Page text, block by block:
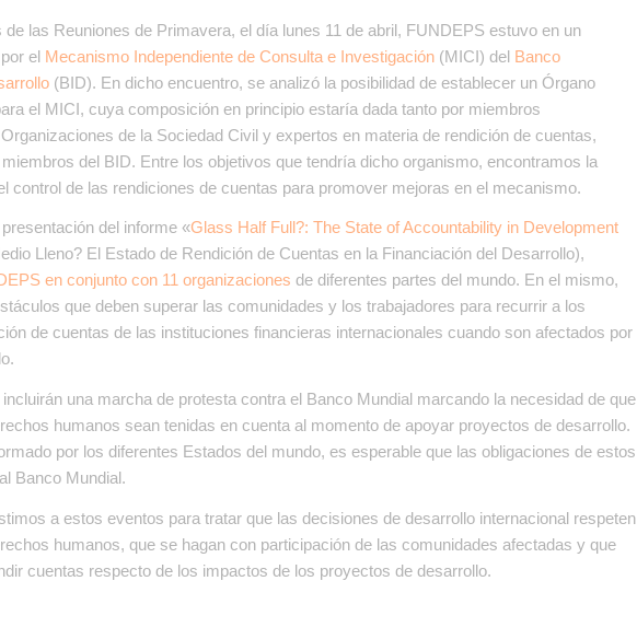
las Reuniones de Primavera, el día lunes 11 de abril, FUNDEPS estuvo en un
el Mecanismo Independiente de Consulta e Investigación (MICI) del Banco
(BID). En dicho encuentro, se analizó la posibilidad de establecer un Órgano
el MICI, cuya composición en principio estaría dada tanto por miembros
de la Sociedad Civil y expertos en materia de rendición de cuentas,
del BID. Entre los objetivos que tendría dicho organismo, encontramos la
control de las rendiciones de cuentas para promover mejoras en el mecanismo.
del informe «Glass Half Full?: The State of Accountability in Development
Lleno? El Estado de Rendición de Cuentas en la Financiación del Desarrollo),
en conjunto con 11 organizaciones de diferentes partes del mundo. En el mismo,
que deben superar las comunidades y los trabajadores para recurrir a los
de cuentas de las instituciones financieras internacionales cuando son afectados por
una marcha de protesta contra el Banco Mundial marcando la necesidad de que
humanos sean tenidas en cuenta al momento de apoyar proyectos de desarrollo.
por los diferentes Estados del mundo, es esperable que las obligaciones de estos
Banco Mundial.
a estos eventos para tratar que las decisiones de desarrollo internacional respeten
humanos, que se hagan con participación de las comunidades afectadas y que
cuentas respecto de los impactos de los proyectos de desarrollo.